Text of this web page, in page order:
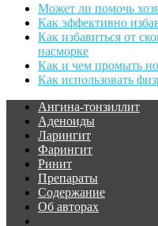
Может ли помочь
Как эффективно
Как избавиться от
насморке
Как и чем промыть
Как использовать
Ангина-тонзиллит
Аденоиды
Ларингит
Фарингит
Ринит
Препараты
Содержание
Об авторах